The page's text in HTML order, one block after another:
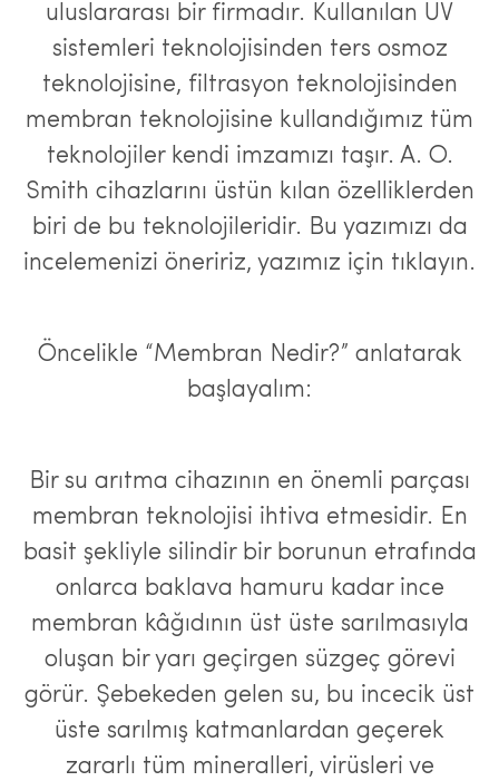
uluslararası bir firmadır. Kullanılan UV
sistemleri teknolojisinden ters osmoz
teknolojisine, filtrasyon teknolojisinden
membran teknolojisine kullandığımız tüm
teknolojiler kendi imzamızı taşır. A. O.
Smith cihazlarını üstün kılan özelliklerden
biri de bu teknolojileridir. Bu yazımızı da
incelemenizi öneririz, yazımız için tıklayın.
Öncelikle “Membran Nedir?” anlatarak
başlayalım:
Bir su arıtma cihazının en önemli parçası
membran teknolojisi ihtiva etmesidir. En
basit şekliyle silindir bir borunun etrafında
onlarca baklava hamuru kadar ince
membran kâğıdının üst üste sarılmasıyla
oluşan bir yarı geçirgen süzgeç görevi
görür. Şebekeden gelen su, bu incecik üst
üste sarılmış katmanlardan geçerek
zararlı tüm mineralleri, virüsleri ve